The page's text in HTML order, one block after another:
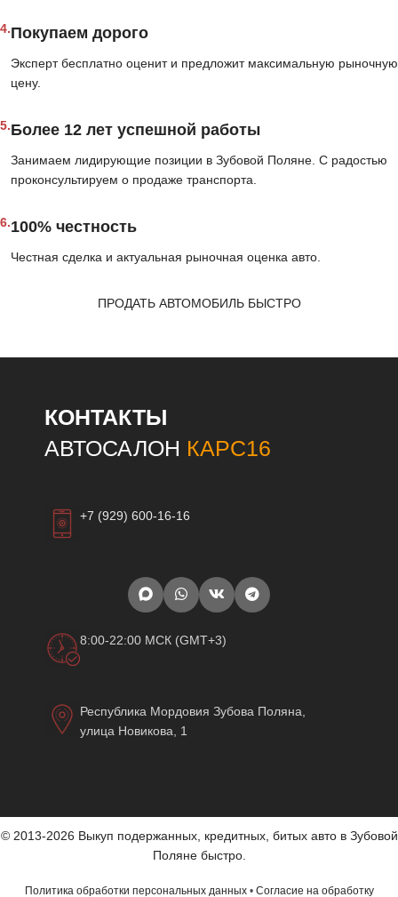
4.Покупаем дорого
Эксперт бесплатно оценит и предложит максимальную рыночную
цену.
5.Более 12 лет успешной работы
Занимаем лидирующие позиции в Зубовой Поляне. С радостью
проконсультируем о продаже транспорта.
6.100% честность
Честная сделка и актуальная рыночная оценка авто.
ПРОДАТЬ АВТОМОБИЛЬ БЫСТРО
КОНТАКТЫ
АВТОСАЛОН КАРС16
+7 (929) 600-16-16
8:00-22:00 МСК (GMT+3)
Республика Мордовия Зубова Поляна,
улица Новикова, 1
© 2013-2026 Выкуп подержанных, кредитных, битых авто в Зубовой
Поляне быстро.
Политика обработки персональных данных• Согласие на обработку